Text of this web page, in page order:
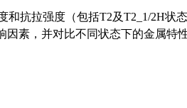
抗拉强度（包括T2及T2_1/2H状
素，并对比不同状态下的金属特